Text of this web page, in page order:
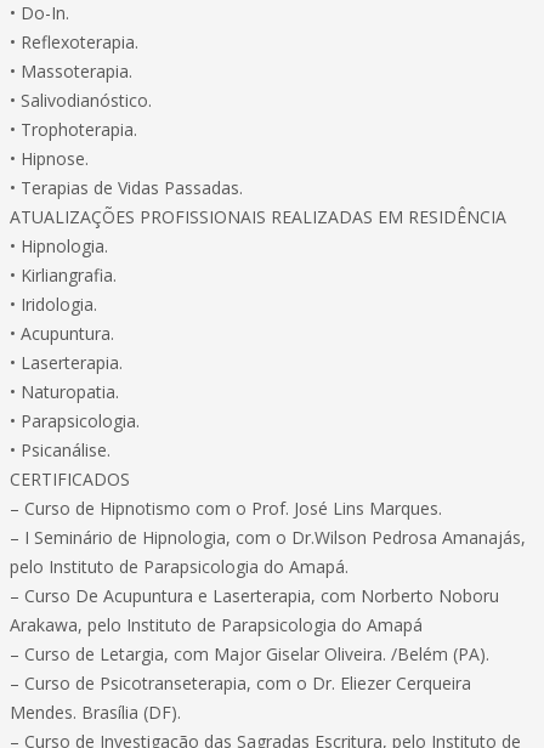
• Do-In.
• Reflexoterapia.
• Massoterapia.
• Salivodianóstico.
• Trophoterapia.
• Hipnose.
• Terapias de Vidas Passadas.
ATUALIZAÇÕES PROFISSIONAIS REALIZADAS EM RESIDÊNCIA
• Hipnologia.
• Kirliangrafia.
• Iridologia.
• Acupuntura.
• Laserterapia.
• Naturopatia.
• Parapsicologia.
• Psicanálise.
CERTIFICADOS
– Curso de Hipnotismo com o Prof. José Lins Marques.
– I Seminário de Hipnologia, com o Dr.Wilson Pedrosa Amanajás,
pelo Instituto de Parapsicologia do Amapá.
– Curso De Acupuntura e Laserterapia, com Norberto Noboru
Arakawa, pelo Instituto de Parapsicologia do Amapá
– Curso de Letargia, com Major Giselar Oliveira. /Belém (PA).
– Curso de Psicotranseterapia, com o Dr. Eliezer Cerqueira
Mendes. Brasília (DF).
– Curso de Investigação das Sagradas Escritura, pelo Instituto de